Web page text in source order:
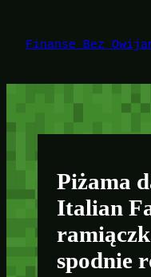
treści
Finanse Bez
Piżama
Italian
spodnie